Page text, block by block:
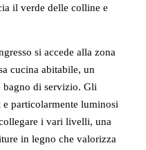
il verde delle colline e
si accede alla zona
cucina abitabile, un
bagno di servizio. Gli
particolarmente luminosi
i vari livelli, una
in legno che valorizza